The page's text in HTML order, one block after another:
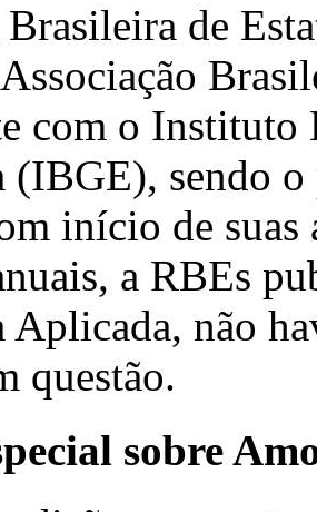
de
com o Instituto
(IBGE), sendo
início de
a RBEs
Aplicada, não
questão.
sobre